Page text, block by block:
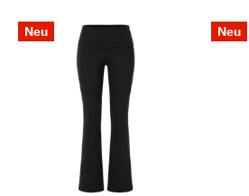
Neu Neu